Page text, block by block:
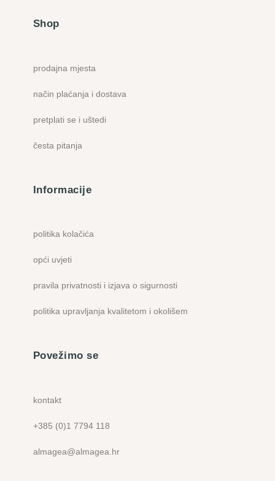
Shop
prodajna mjesta
način plaćanja i dostava
pretplati se i uštedi
česta pitanja
Informacije
politika kolačića
opći uvjeti
pravila privatnosti i izjava o sigurnosti
politika upravljanja kvalitetom i okolišem
Povežimo se
kontakt
+385 (0)1 7794 118
almagea@almagea.hr